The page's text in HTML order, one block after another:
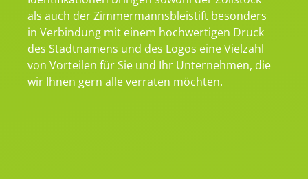
als auch der Zimmermannsbleistift besonders
in Verbindung mit einem hochwertigen Druck
des Stadtnamens und des Logos eine Vielzahl
von Vorteilen für Sie und Ihr Unternehmen, die
wir Ihnen gern alle verraten möchten.